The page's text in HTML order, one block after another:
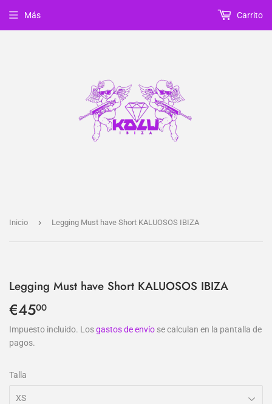
Más Carrito
Inicio › Legging Must have Short KALUOSOS IBIZA
Legging Must have Short KALUOSOS IBIZA
€4500
Impuesto incluido. Losgastos de envío se calculan en la pantalla de
pagos.
Talla